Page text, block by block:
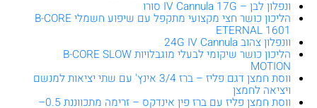
ונפלון לבן – IV Cannula 17G סורו
הליכון כושר חצי מקצועי מתקפל עם שיפוע חשמלי B-CORE
ETERNAL 1601
וונפלון צהוב 24G IV Cannula
הליכון כושר שיקומי לבעלי מוגבלויות B-CORE SLOW
MOTION
ווסת חמצן דגם פליז – ברז 3/4 אינץ' עם שתי יציאות למנשם
ויציאה לחמצן
ווסת חמצן פליז עם ברז פין אינדקס – זרימה מתכווננת 0.5–